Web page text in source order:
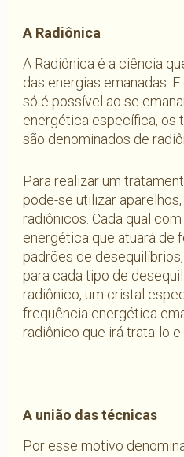
A Radiônica
A Radiônica é a ciência
das energias emanadas.
só é possível ao se
energética específica, os
são denominados de
Para realizar um
pode-se utilizar
radiônicos. Cada qual
energética que atuará de
padrões de
para cada tipo de
radiônico, um cristal
frequência energética
radiônico que irá trata-lo e
A união das técnicas
Por esse motivo